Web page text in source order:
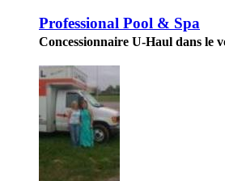
Professional Pool & Spa
Concessionnaire U-Haul dans le